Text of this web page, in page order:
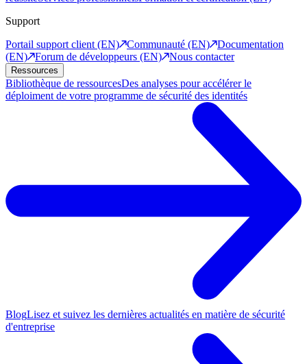
Support
Portail support client (EN)
Communauté (EN)
Documentation
(EN)
Forum de développeurs (EN) Nous contacter
Ressources
Bibliothèque de ressourcesDes analyses pour accélérer le
déploiment de votre programme de sécurité des identités
BlogLisez et suivez les dernières actualités en matière de sécurité
d'entreprise